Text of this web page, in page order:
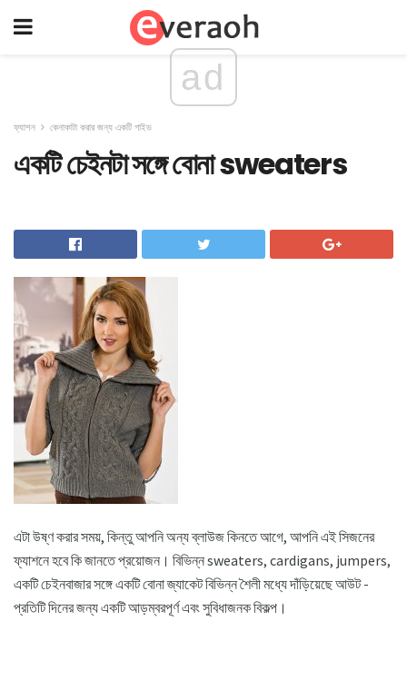
ad
ফ্যাশন কেনাকাটা করার জন্য একটি গাইড
একটি চেইনটা সঙ্গে বোনা sweaters
এটা উষ্ণ করার সময়, কিন্তু আপনি অন্য ব্লাউজ কিনতে আগে, আপনি এই সিজনের
ফ্যাশনে হবে কি জানতে প্রয়োজন। বিভিন্ন sweaters, cardigans, jumpers,
একটি চেইনবাজার সঙ্গে একটি বোনা জ্যাকেট বিভিন্ন শৈলী মধ্যে দাঁড়িয়েছে আউট -
প্রতিটি দিনের জন্য একটি আড়ম্বরপূর্ণ এবং সুবিধাজনক বিকল্প।